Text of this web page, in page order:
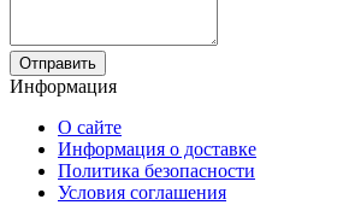
Отправить
Информация
О сайте
Информация о доставке
Политика безопасности
Условия соглашения